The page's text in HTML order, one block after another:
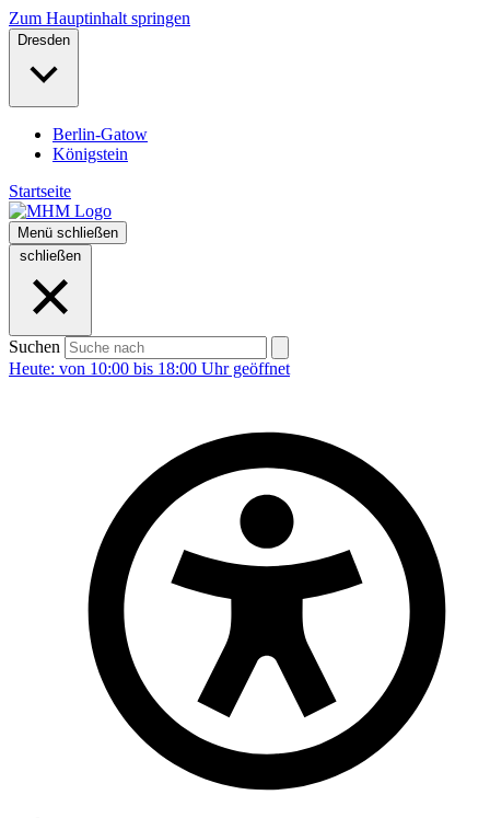
Zum Hauptinhalt springen
Dresden
Berlin-Gatow
Königstein
Startseite
Menü schließen
schließen
Suchen
Heute: von 10:00 bis 18:00 Uhr geöffnet